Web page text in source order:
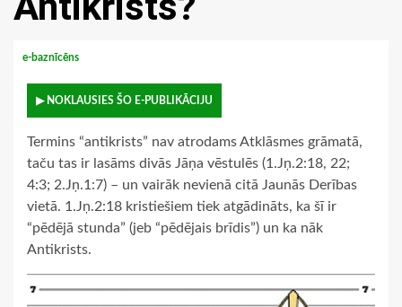
e-baznīcēns
▶ NOKLAUSIES ŠO E-PUBLIKĀCIJU
Termins “antikrists” nav atrodams Atklāsmes grāmatā,
taču tas ir lasāms divās Jāņa vēstulēs (1.Jņ.2:18, 22;
4:3; 2.Jņ.1:7) – un vairāk nevienā citā Jaunās Derības
vietā. 1.Jņ.2:18 kristiešiem tiek atgādināts, ka šī ir
“pēdējā stunda” (jeb “pēdējais brīdis”) un ka nāk
Antikrists.